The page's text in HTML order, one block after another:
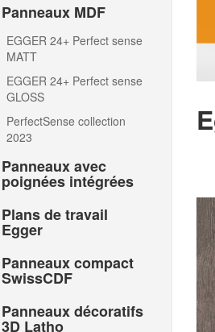
Panneaux MDF
EGGER 24+ Perfect sense
MATT
EGGER 24+ Perfect sense
GLOSS
PerfectSense collection
2023
Panneaux avec
poignées intégrées
Plans de travail
Egger
Panneaux compact
SwissCDF
Panneaux décoratifs
3D Latho